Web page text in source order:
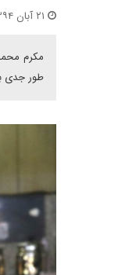
مکرم
طور جدی